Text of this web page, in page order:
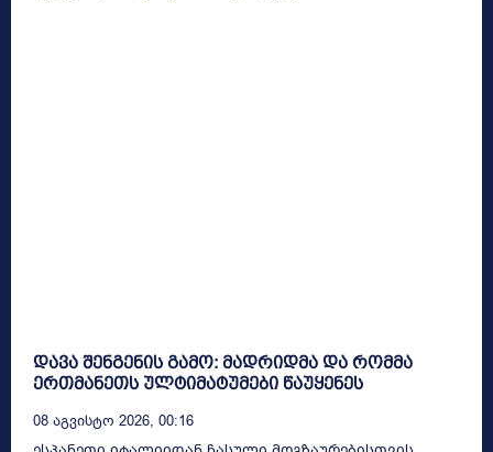
დავა შენგენის გამო: მადრიდმა და რომმა
ერთმანეთს ულტიმატუმები წაუყენეს
08 Აგვისტო 2026, 00:16